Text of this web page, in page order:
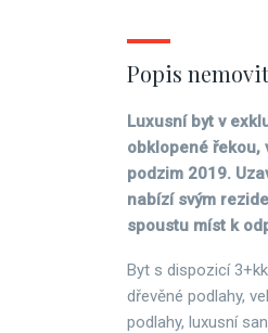
Popis
Luxusní byt v
obklopené řekou,
podzim 2019.
nabízí svým
spoustu míst k
Byt s dispozicí
dřevěné podlahy,
podlahy, luxusní